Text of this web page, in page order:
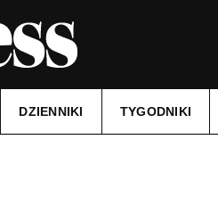
DZIENNIKI TYGODNIKI